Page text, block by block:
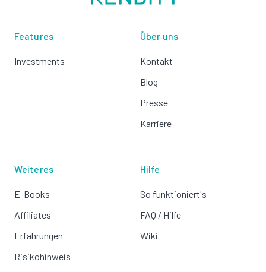
Features
Investments
Über uns
Kontakt
Blog
Presse
Karriere
Weiteres
E-Books
Affiliates
Erfahrungen
Risikohinweis
Hilfe
So funktioniert's
FAQ / Hilfe
Wiki